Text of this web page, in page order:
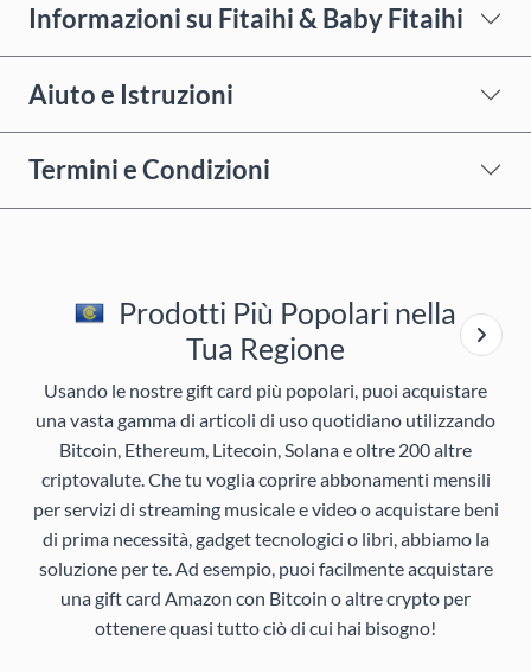
Informazioni su Fitaihi & Baby Fitaihi
Aiuto e Istruzioni
Termini e Condizioni
Prodotti Più Popolari nella
Tua Regione
Usando le nostre gift card più popolari, puoi acquistare
una vasta gamma di articoli di uso quotidiano utilizzando
Bitcoin, Ethereum, Litecoin, Solana e oltre 200 altre
criptovalute. Che tu voglia coprire abbonamenti mensili
per servizi di streaming musicale e video o acquistare beni
di prima necessità, gadget tecnologici o libri, abbiamo la
soluzione per te. Ad esempio, puoi facilmente acquistare
una gift card Amazon con Bitcoin o altre crypto per
ottenere quasi tutto ciò di cui hai bisogno!